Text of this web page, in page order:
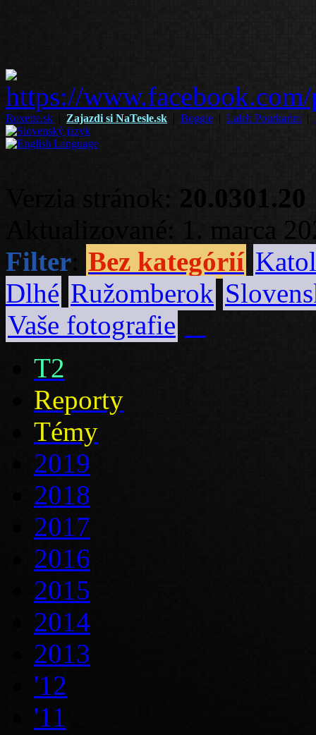
Roxette.sk Zajazdi si NaTesle.sk Boggie Laleh Pourkarim
Verzia stránok: 20.0301.20
Aktualizované: 1. marca
Filter Bez kategórií
Dlhé Ružomberok
Vaše fotografie
T2
Reporty
Témy
2019
2018
2017
2016
2015
2014
2013
'12
'11